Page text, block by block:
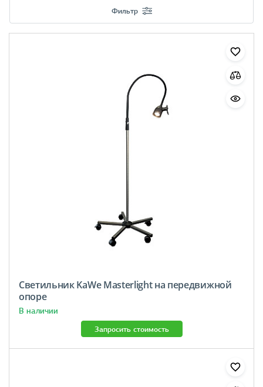
Фильтр
Светильник KaWe Masterlight на передвижной
опоре
В наличии
Запросить стоимость